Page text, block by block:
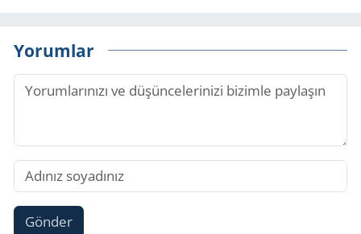
Yorumlar
Gönder